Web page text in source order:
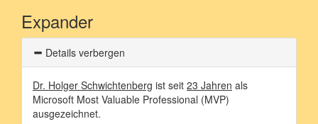
Expander
Details verbergen
Dr. Holger Schwichtenberg ist seit 23 Jahren als
Microsoft Most Valuable Professional (MVP)
ausgezeichnet.